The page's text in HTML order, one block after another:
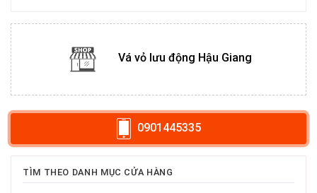
Vá vỏ lưu động Hậu Giang
0901445335
TÌM THEO DANH MỤC CỬA HÀNG